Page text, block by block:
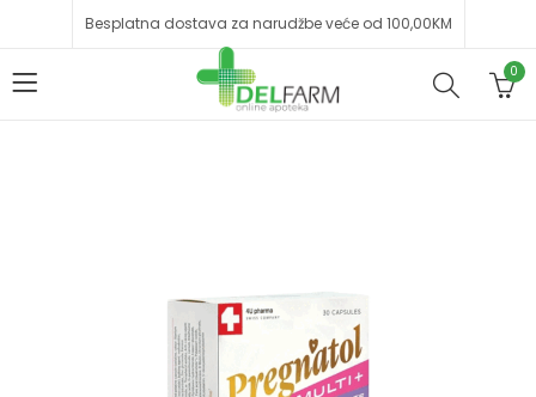
Besplatna dostava za narudžbe veće od 100,00KM
0